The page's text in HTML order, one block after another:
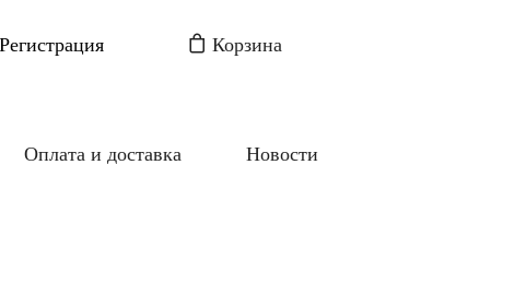
Корзина
Оплата и доставка Новости